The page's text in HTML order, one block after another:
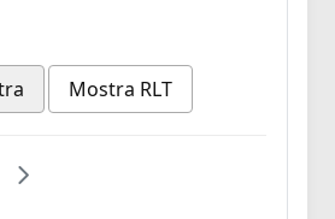
Mostra RLT